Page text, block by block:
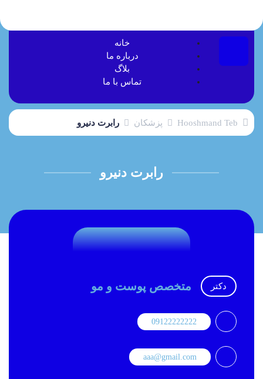
خانه
درباره ما
بلاگ
تماس با ما
Hooshmand Teb پزشکان رابرت دنیرو
رابرت دنیرو
دکتر متخصص پوست و مو
09122222222
aaa@gmail.com